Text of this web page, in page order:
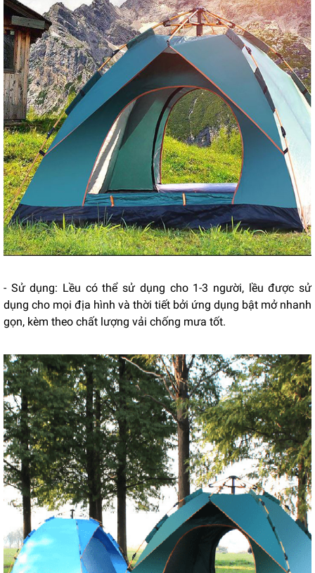
- Sử dụng: Lều có thể sử dụng cho 1-3 người, lều được sử
dụng cho mọi địa hình và thời tiết bởi ứng dụng bật mở nhanh
gọn, kèm theo chất lượng vải chống mưa tốt.